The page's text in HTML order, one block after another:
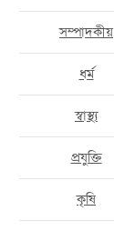
সম্পাদকীয়
ধর্ম
স্বাস্থ্য
প্রযুক্তি
কৃষি